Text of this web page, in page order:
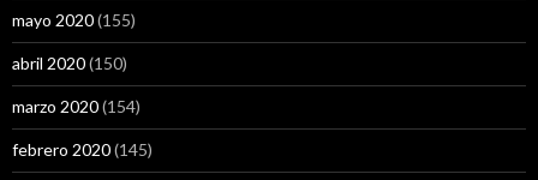
mayo 2020(155)
abril 2020(150)
marzo 2020(154)
febrero 2020(145)